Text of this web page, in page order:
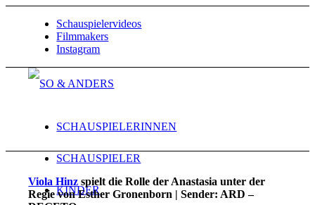
Schauspielervideos
Filmmakers
Instagram
SCHAUSPIELERINNEN
SCHAUSPIELER
KINDER
Viola Hinz spielt die Rolle der Anastasia unter der
Regie von Esther Gronenborn | Sender: ARD –